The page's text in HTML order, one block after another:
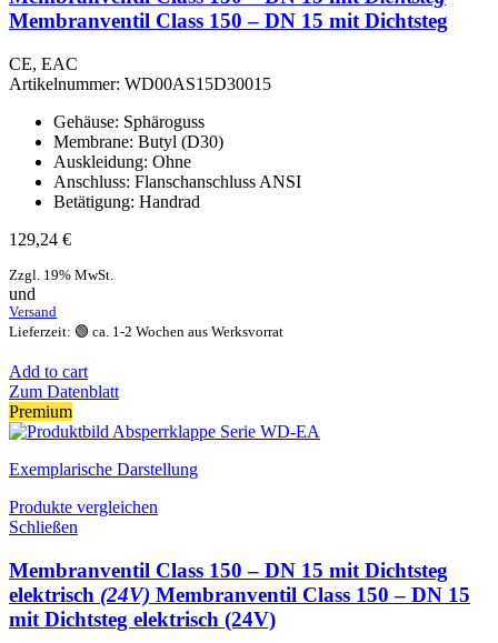
Membranventil Class 150 – DN 15 mit Dichtsteg
CE, EAC
Artikelnummer: WD00AS15D30015
Gehäuse: Sphäroguss
Membrane: Butyl (D30)
Auskleidung: Ohne
Anschluss: Flanschanschluss ANSI
Betätigung: Handrad
129,24 €
Zzgl. 19% MwSt.
und
Versand
Lieferzeit: 🟢 ca. 1-2 Wochen aus Werksvorrat
Add to cart
Zum Datenblatt
Premium
Exemplarische Darstellung
Produkte vergleichen
Schließen
Membranventil Class 150 – DN 15 mit Dichtsteg
elektrisch (24V) Membranventil Class 150 – DN 15
mit Dichtsteg elektrisch (24V)